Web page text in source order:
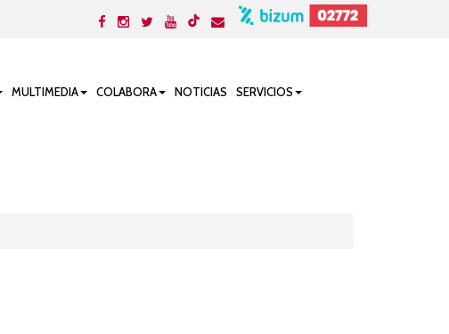
MULTIMEDIA COLABORA NOTICIAS SERVICIOS